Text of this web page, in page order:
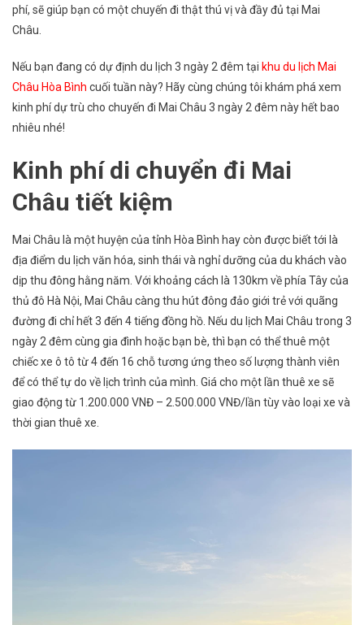
Mai
Ngày
phí, sẽ giúp bạn có một chuyến đi thật thú vị và đầy đủ tại Mai
Châu.
Nếu bạn đang có dự định du lịch 3 ngày 2 đêm tại khu du lịch Mai
Châu Hòa Bình cuối tuần này? Hãy cùng chúng tôi khám phá xem
kinh phí dự trù cho chuyến đi Mai Châu 3 ngày 2 đêm này hết bao
nhiêu nhé!
Kinh phí di chuyển đi Mai
Châu tiết kiệm
Mai Châu là một huyện của tỉnh Hòa Bình hay còn được biết tới là
địa điểm du lịch văn hóa, sinh thái và nghỉ dưỡng của du khách vào
dịp thu đông hằng năm. Với khoảng cách là 130km về phía Tây của
thủ đô Hà Nội, Mai Châu càng thu hút đông đảo giới trẻ với quãng
đường đi chỉ hết 3 đến 4 tiếng đồng hồ. Nếu du lịch Mai Châu trong 3
ngày 2 đêm cùng gia đình hoặc bạn bè, thì bạn có thể thuê một
chiếc xe ô tô từ 4 đến 16 chỗ tương ứng theo số lượng thành viên
để có thể tự do về lịch trình của mình. Giá cho một lần thuê xe sẽ
giao động từ 1.200.000 VNĐ – 2.500.000 VNĐ/lần tùy vào loại xe và
thời gian thuê xe.